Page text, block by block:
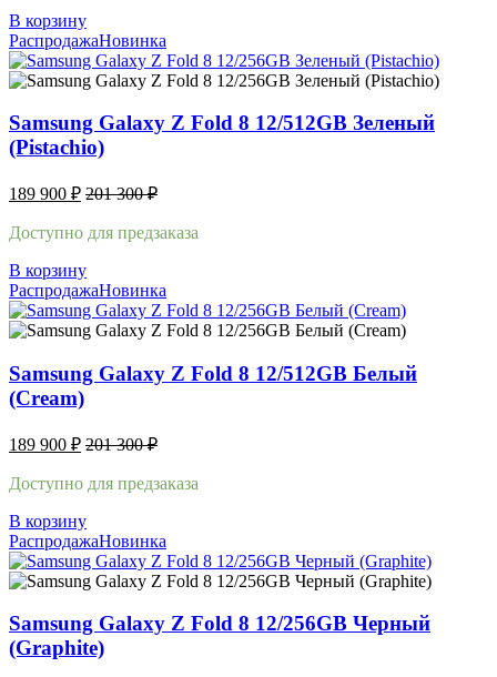
В корзину
РаспродажаНовинка
Samsung Galaxy Z Fold 8 12/512GB Зеленый
(Pistachio)
189 900 ₽ 201 300₽
Доступно для предзаказа
В корзину
РаспродажаНовинка
Samsung Galaxy Z Fold 8 12/512GB Белый
(Cream)
189 900 ₽ 201 300₽
Доступно для предзаказа
В корзину
РаспродажаНовинка
Samsung Galaxy Z Fold 8 12/256GB Черный
(Graphite)